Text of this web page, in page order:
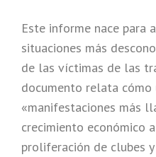
Este informe nace para
situaciones más
de las víctimas de las
documento relata cómo
«manifestaciones más
crecimiento económico
proliferación de clubes